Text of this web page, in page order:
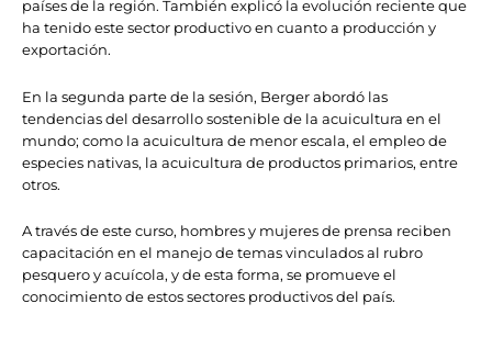
países de la región. También explicó la evolución reciente que
ha tenido este sector productivo en cuanto a producción y
exportación.
En la segunda parte de la sesión, Berger abordó las
tendencias del desarrollo sostenible de la acuicultura en el
mundo; como la acuicultura de menor escala, el empleo de
especies nativas, la acuicultura de productos primarios, entre
otros.
A través de este curso, hombres y mujeres de prensa reciben
capacitación en el manejo de temas vinculados al rubro
pesquero y acuícola, y de esta forma, se promueve el
conocimiento de estos sectores productivos del país.